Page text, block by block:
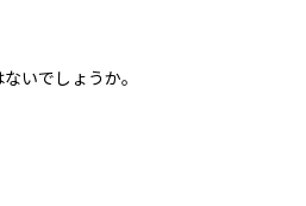
いでしょうか。